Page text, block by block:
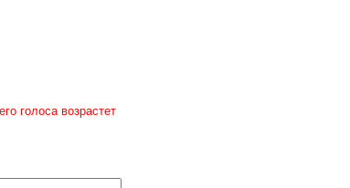
голоса возрастет